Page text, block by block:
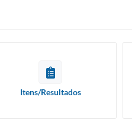
Itens/Resultados